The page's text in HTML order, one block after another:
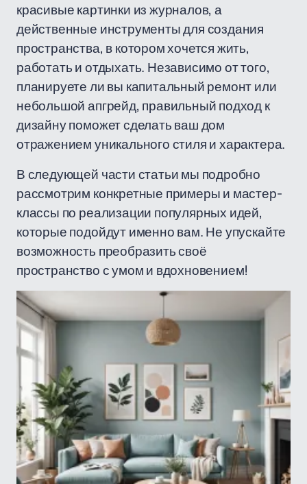
красивые картинки из журналов, а
действенные инструменты для создания
пространства, в котором хочется жить,
работать и отдыхать. Независимо от того,
планируете ли вы капитальный ремонт или
небольшой апгрейд, правильный подход к
дизайну поможет сделать ваш дом
отражением уникального стиля и характера.
В следующей части статьи мы подробно
рассмотрим конкретные примеры и мастер-
классы по реализации популярных идей,
которые подойдут именно вам. Не упускайте
возможность преобразить своё
пространство с умом и вдохновением!